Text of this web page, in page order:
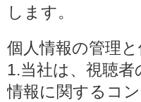
します。
個人情報の管理
1.当社は、視聴
情報に関するコ